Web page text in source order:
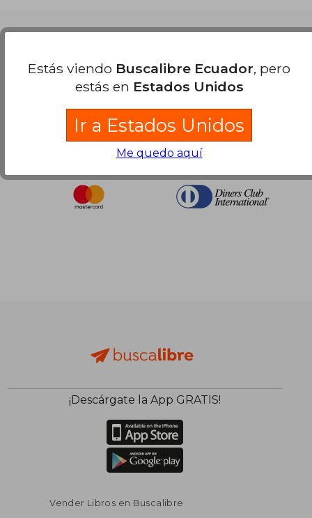
¡Descárgate la App GRATIS!
Vender Libros en Buscalibre
Estás viendo Buscalibre Ecuador, pero
estás en Estados Unidos
Ir a Estados Unidos
Me quedo aquí